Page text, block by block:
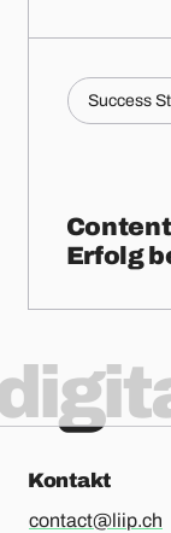
Success
Erfolg
Kontakt
contact@liip.ch